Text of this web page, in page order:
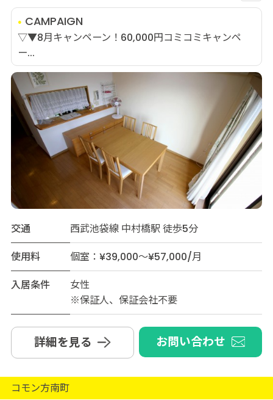
CAMPAIGN
▽▼8月キャンペーン！60,000円コミコミキャンペ
ー...
交通
西武池袋線 中村橋駅 徒歩5分
使用料
個室：¥39,000～¥57,000/月
入居条件
女性
※保証人、保証会社不要
詳細を見る お問い合わせ
コモン方南町